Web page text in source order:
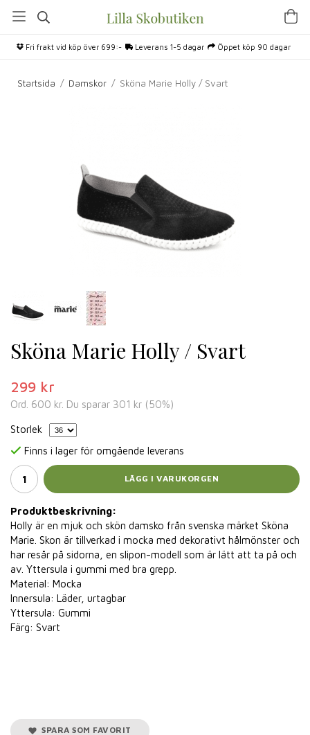
Fri frakt vid köp över 699:- Leverans 1-5 dagar Öppet köp 90 dagar
Startsida / Damskor / Sköna Marie Holly / Svart
Sköna Marie Holly / Svart
299 kr
Ord. 600 kr. Du sparar 301 kr (50%)
Storlek
Finns i lager för omgående leverans
LÄGG I VARUKORGEN
Produktbeskrivning:
Holly är en mjuk och skön damsko från svenska märket Sköna
Marie. Skon är tillverkad i mocka med dekorativt hålmönster och
har resår på sidorna, en slipon-modell som är lätt att ta på och
av. Yttersula i gummi med bra grepp.
Material: Mocka
Innersula: Läder, urtagbar
Yttersula: Gummi
Färg: Svart
SPARA SOM FAVORIT